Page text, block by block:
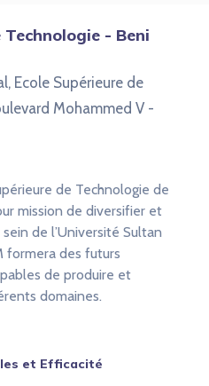
Technologie - Beni
Ecole Supérieure de
Mohammed V -
de Technologie de
mission de diversifier et
de l’Université Sultan
formera des futurs
de produire et
domaines.
et Efficacité